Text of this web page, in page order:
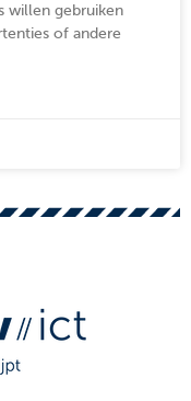
willen gebruiken
of andere